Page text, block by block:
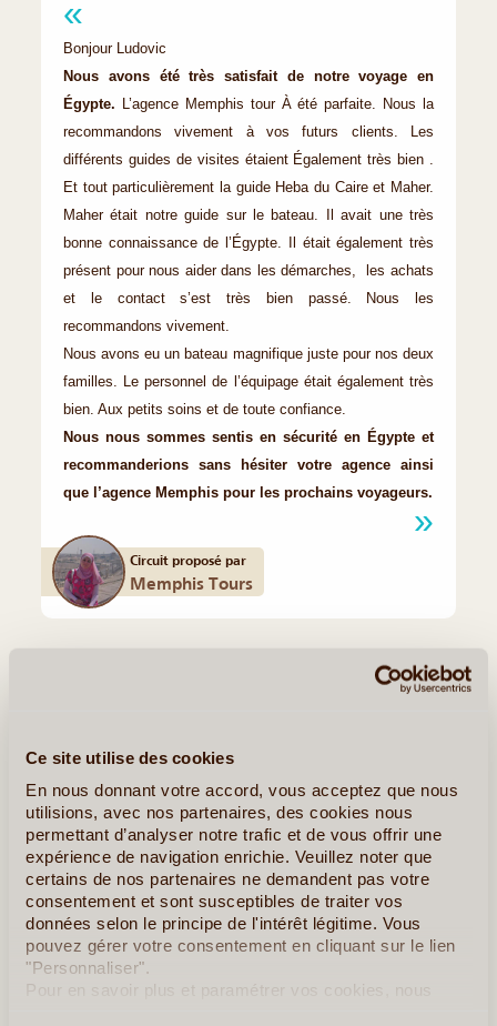
Ce site utilise des cookies
En nous donnant votre accord, vous acceptez que nous
utilisions, avec nos partenaires, des cookies nous
permettant d’analyser notre trafic et de vous offrir une
expérience de navigation enrichie. Veuillez noter que
certains de nos partenaires ne demandent pas votre
consentement et sont susceptibles de traiter vos
données selon le principe de l'intérêt légitime. Vous
pouvez gérer votre consentement en cliquant sur le lien
"Personnaliser".
Pour en savoir plus et paramétrer vos cookies, nous
Bonjour Ludovic
Nous avons été très satisfait de notre voyage en
Égypte. L’agence Memphis tour À été parfaite. Nous la
recommandons vivement à vos futurs clients. Les
différents guides de visites étaient Également très bien .
Et tout particulièrement la guide Heba du Caire et Maher.
Maher était notre guide sur le bateau. Il avait une très
bonne connaissance de l’Égypte. Il était également très
présent pour nous aider dans les démarches, les achats
et le contact s’est très bien passé. Nous les
recommandons vivement.
Nous avons eu un bateau magnifique juste pour nos deux
familles. Le personnel de l’équipage était également très
bien. Aux petits soins et de toute confiance.
Nous nous sommes sentis en sécurité en Égypte et
recommanderions sans hésiter votre agence ainsi
que l’agence Memphis pour les prochains voyageurs.
Circuit proposé par
Memphis Tours
Quelques Idées de Voyages en Egypte